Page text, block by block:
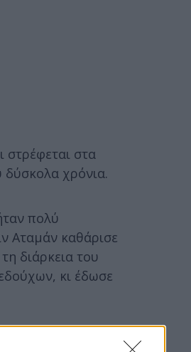
στα
χρόνια.
πολύ
Αταμάν καθάρισε
διάρκεια του
κι έδωσε